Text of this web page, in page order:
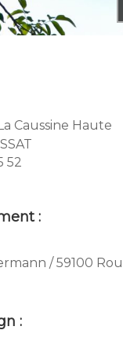
Caussine Haute
52
:
/ 59100
: